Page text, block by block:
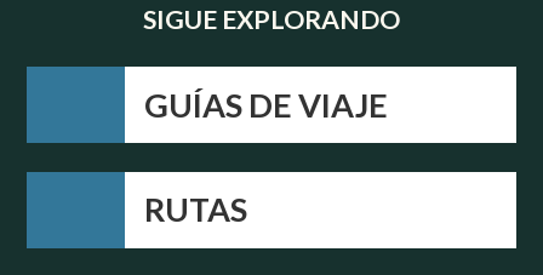
SIGUE EXPLORANDO
GUÍAS DE VIAJE
RUTAS